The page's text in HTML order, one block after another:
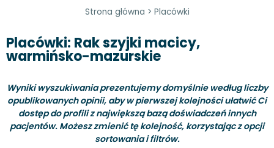
Strona główna > Placówki
Placówki: Rak szyjki macicy,
warmińsko-mazurskie
Wyniki wyszukiwania prezentujemy domyślnie według liczby
opublikowanych opinii, aby w pierwszej kolejności ułatwić Ci
dostęp do profili z największą bazą doświadczeń innych
pacjentów. Możesz zmienić tę kolejność, korzystając z opcji
sortowania i filtrów.